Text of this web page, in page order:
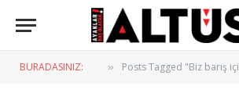
BURADASINIZ: » Posts Tagged "Biz barış